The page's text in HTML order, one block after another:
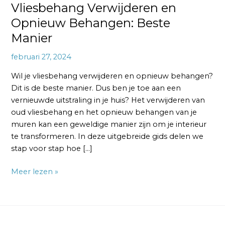
Vliesbehang Verwijderen en
Opnieuw Behangen: Beste
Manier
februari 27, 2024
Wil je vliesbehang verwijderen en opnieuw behangen?
Dit is de beste manier. Dus ben je toe aan een
vernieuwde uitstraling in je huis? Het verwijderen van
oud vliesbehang en het opnieuw behangen van je
muren kan een geweldige manier zijn om je interieur
te transformeren. In deze uitgebreide gids delen we
stap voor stap hoe […]
Meer lezen »